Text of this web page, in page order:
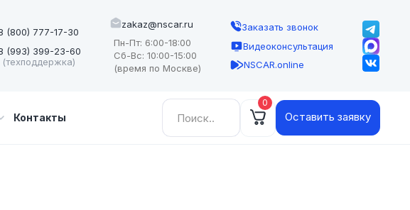
(800) 777-17-30
(993) 399-23-60
(техподдержка)
zakaz@nscar.ru
Пн-Пт: 6:00-18:00
Сб-Вс: 10:00-15:00
(время по Москве)
Заказать звонок
Видеоконсультация
NSCAR.online
Контакты
Найти: 0
Оставить заявку